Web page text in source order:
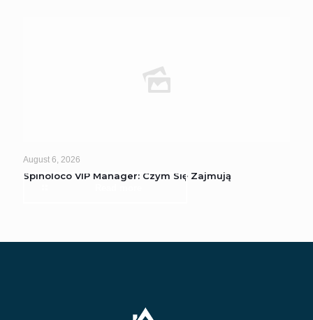
August 6, 2026
Spinoloco VIP Manager: Czym Się Zajmują